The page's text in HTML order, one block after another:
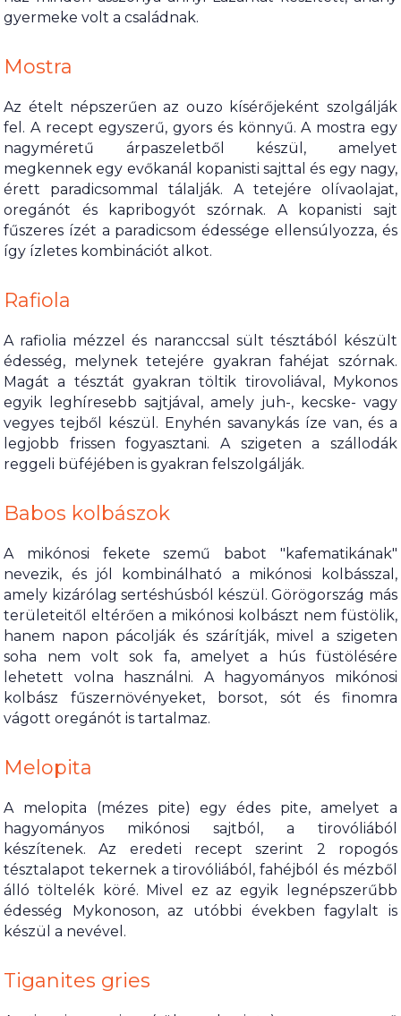
gyermeke volt a családnak.
Mostra
Az ételt népszerűen az ouzo kísérőjeként szolgálják
fel. A recept egyszerű, gyors és könnyű. A mostra egy
nagyméretű árpaszeletből készül, amelyet
megkennek egy evőkanál kopanisti sajttal és egy nagy,
érett paradicsommal tálalják. A tetejére olívaolajat,
oregánót és kapribogyót szórnak. A kopanisti sajt
fűszeres ízét a paradicsom édessége ellensúlyozza, és
így ízletes kombinációt alkot.
Rafiola
A rafiolia mézzel és naranccsal sült tésztából készült
édesség, melynek tetejére gyakran fahéjat szórnak.
Magát a tésztát gyakran töltik tirovoliával, Mykonos
egyik leghíresebb sajtjával, amely juh-, kecske- vagy
vegyes tejből készül. Enyhén savanykás íze van, és a
legjobb frissen fogyasztani. A szigeten a szállodák
reggeli büféjében is gyakran felszolgálják.
Babos kolbászok
A mikónosi fekete szemű babot "kafematikának"
nevezik, és jól kombinálható a mikónosi kolbásszal,
amely kizárólag sertéshúsból készül. Görögország más
területeitől eltérően a mikónosi kolbászt nem füstölik,
hanem napon pácolják és szárítják, mivel a szigeten
soha nem volt sok fa, amelyet a hús füstölésére
lehetett volna használni. A hagyományos mikónosi
kolbász fűszernövényeket, borsot, sót és finomra
vágott oregánót is tartalmaz.
Melopita
A melopita (mézes pite) egy édes pite, amelyet a
hagyományos mikónosi sajtból, a tirovóliából
készítenek. Az eredeti recept szerint 2 ropogós
tésztalapot tekernek a tirovóliából, fahéjból és mézből
álló töltelék köré. Mivel ez az egyik legnépszerűbb
édesség Mykonoson, az utóbbi években fagylalt is
készül a nevével.
Tiganites gries